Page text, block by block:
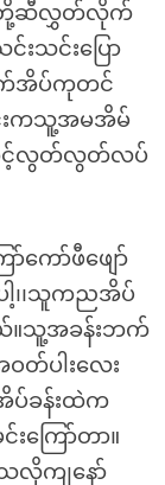
ော်တို့ဆီလွှတ်လိုက်
းသင်းပြော
က်အိပ်ကုတင်
းကသူ့အမအိမ်
ောင့်လွတ်လွတ်လပ်
ကော်ဖီဖျော်
ါ့၊၊သူကညအိပ်
။သူ့အခန်းဘက်
တ်ပါးလေး
ပ်ခန်းထဲက
ကြော်တာ။
သလိုကျနော်